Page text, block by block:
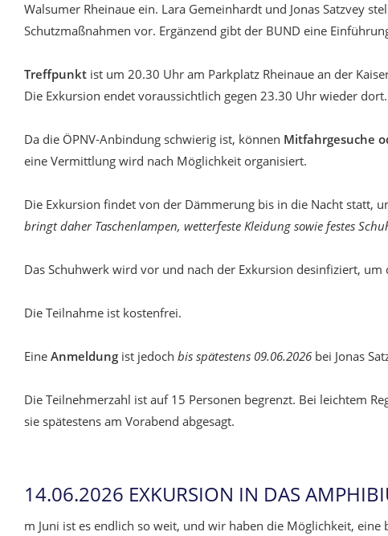
Walsumer Rheinaue ein. Lara Gemeinhardt und Jonas Satzvey
Schutzmaßnahmen vor. Ergänzend gibt der BUND eine
Treffpunkt ist um 20.30 Uhr am Parkplatz Rheinaue an der
Die Exkursion endet voraussichtlich gegen 23.30 Uhr wieder dort.
Da die ÖPNV-Anbindung schwierig ist, können Mitfahrgesuche
eine Vermittlung wird nach Möglichkeit organisiert.
Die Exkursion findet von der Dämmerung bis in die Nacht statt,
bringt daher Taschenlampen, wetterfeste Kleidung sowie festes
Das Schuhwerk wird vor und nach der Exkursion desinfiziert,
Die Teilnahme ist kostenfrei.
Eine Anmeldung ist jedoch bis spätestens 09.06.2026 bei Jonas
Die Teilnehmerzahl ist auf 15 Personen begrenzt. Bei leichtem
sie spätestens am Vorabend abgesagt.
14.06.2026 EXKURSION IN DAS
m Juni ist es endlich so weit, und wir haben die Möglichkeit, eine